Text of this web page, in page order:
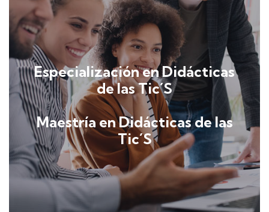
Especialización en Didácticas
de las Tic´S
Maestría en Didácticas de las
Tic´S